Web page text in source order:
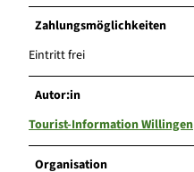
Zahlungsmöglichkeiten
Eintritt frei
Autor:in
Tourist-Information Willingen
Organisation